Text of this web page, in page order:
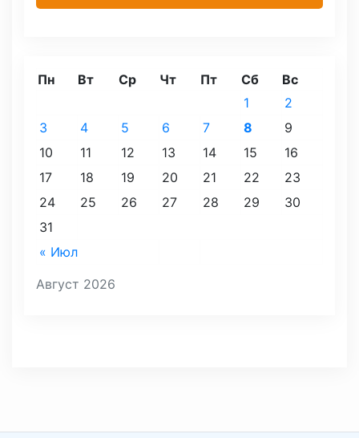
Август 2026
Пн Вт Ср Чт Пт Сб Вс
« Июл
1
2
3
4 5 6 7 8
9
10
11 12 13 14 15
16
17
18 19 20 21 22
23
24
25 26 27 28 29
30
31